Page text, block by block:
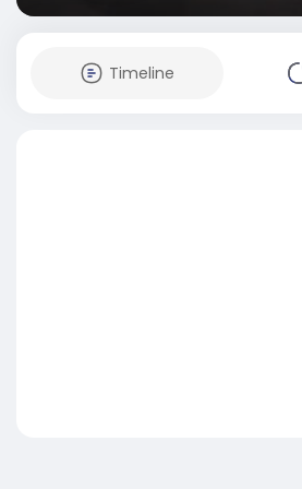
Timeline